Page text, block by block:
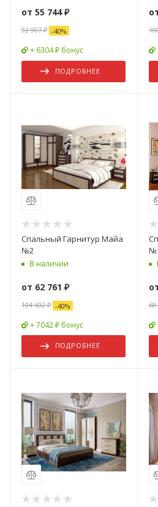
от 55 744 ₽
92 907 ₽ -40%
+ 6304 ₽ бонус
ПОДРОБНЕЕ
Спальный Гарнитур Майа
№2
В наличии
от 62 761 ₽
104 602 ₽ -40%
+ 7042 ₽ бонус
ПОДРОБНЕЕ
68